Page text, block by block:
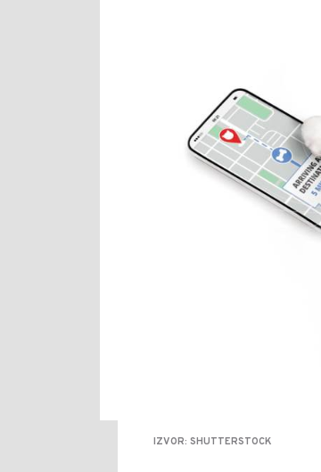
IZVOR: SHUTTERSTOCK